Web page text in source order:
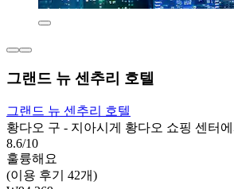
그랜드 뉴 센추리 호텔
그랜드 뉴 센추리 호텔
황다오 구 - 지아시게 황다오 쇼핑 센터
8.6/10
훌륭해요
(이용 후기 42개)